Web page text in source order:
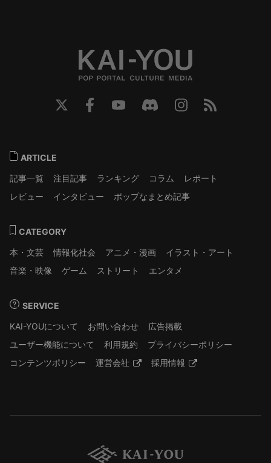
ARTICLE
記事一覧
注目記事 ランキング コラム
レポート
レビュー
インタビュー ポップなまとめ記事
CATEGORY
本・文芸
情報化社会 アニメ・漫画
イラスト・アート
音楽・映像
ゲーム ストリート エンタメ
SERVICE
KAI-YOUについて
お問い合わせ
広告掲載
ユーザー機能について
利用規約
プライバシーポリシー
コンテンツポリシー
運営会社 採用情報